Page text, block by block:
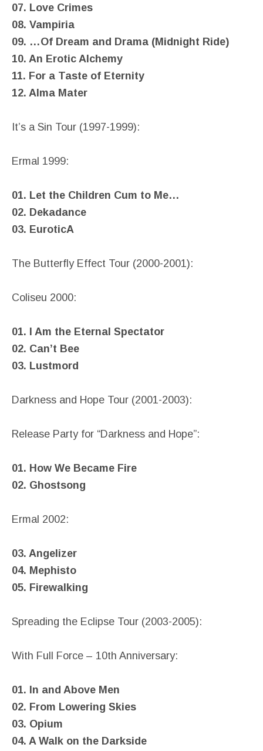
07. Love Crimes
08. Vampiria
09. …Of Dream and Drama (Midnight Ride)
10. An Erotic Alchemy
11. For a Taste of Eternity
12. Alma Mater
It’s a Sin Tour (1997-1999):
Ermal 1999:
01. Let the Children Cum to Me…
02. Dekadance
03. EuroticA
The Butterfly Effect Tour (2000-2001):
Coliseu 2000:
01. I Am the Eternal Spectator
02. Can’t Bee
03. Lustmord
Darkness and Hope Tour (2001-2003):
Release Party for “Darkness and Hope”:
01. How We Became Fire
02. Ghostsong
Ermal 2002:
03. Angelizer
04. Mephisto
05. Firewalking
Spreading the Eclipse Tour (2003-2005):
With Full Force – 10th Anniversary:
01. In and Above Men
02. From Lowering Skies
03. Opium
04. A Walk on the Darkside